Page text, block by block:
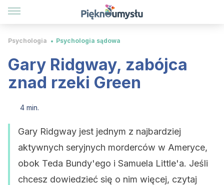
Psychologia Psychologia sądowa
Gary Ridgway, zabójca
znad rzeki Green
4 min.
Gary Ridgway jest jednym z najbardziej
aktywnych seryjnych morderców w Ameryce,
obok Teda Bundy'ego i Samuela Little'a. Jeśli
chcesz dowiedzieć się o nim więcej, czytaj